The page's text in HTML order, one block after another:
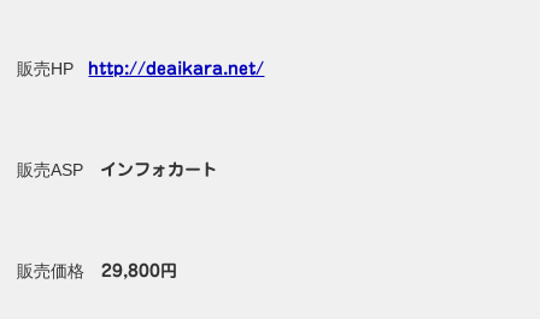
販売HP http://deaikara.net/
販売ASP インフォカート
販売価格29,800円